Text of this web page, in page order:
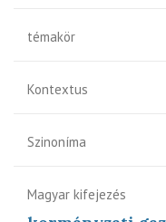
témakör
Kontextus
Szinoníma
Magyar kifejezés